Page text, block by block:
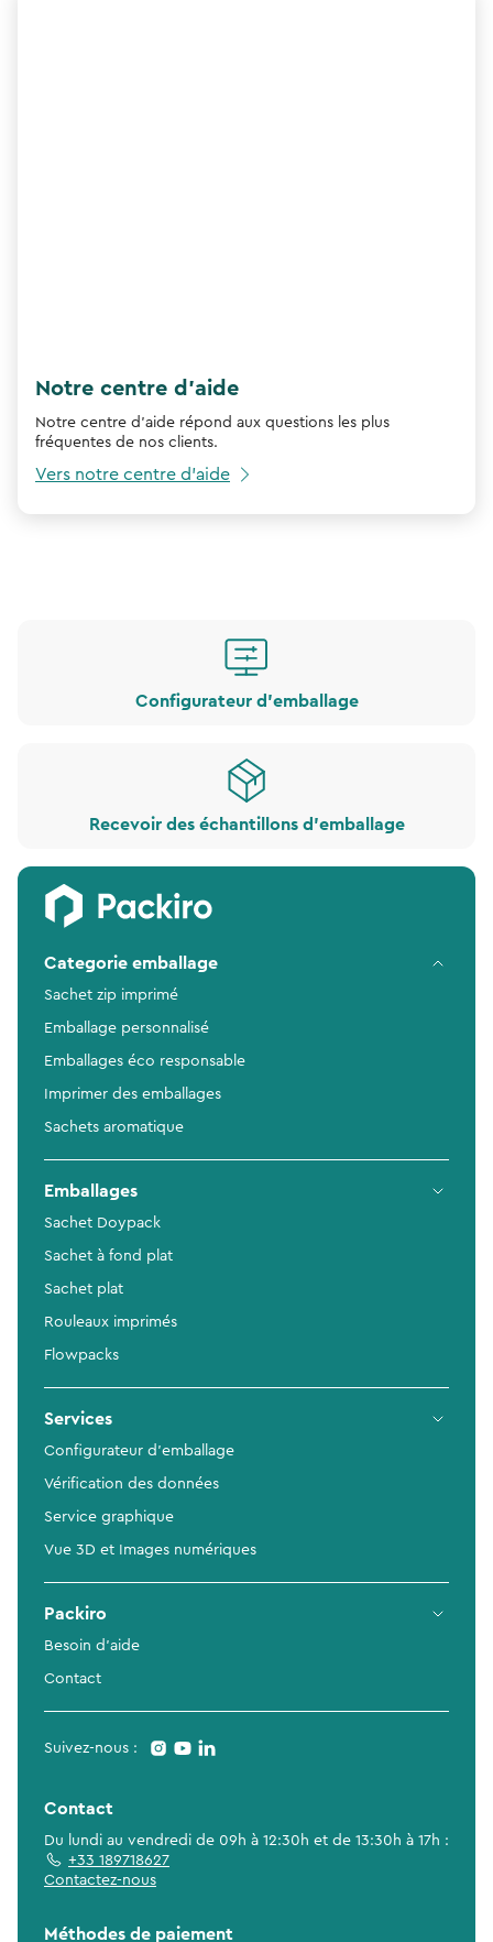
Notre centre d'aide
Notre centre d'aide répond aux questions les plus
fréquentes de nos clients.
Vers notre centre d'aide
Configurateur d'emballage
Recevoir des échantillons d'emballage
Categorie emballage
Sachet zip imprimé
Emballage personnalisé
Emballages éco responsable
Imprimer des emballages
Sachets aromatique
Emballages
Sachet Doypack
Sachet à fond plat
Sachet plat
Rouleaux imprimés
Flowpacks
Services
Configurateur d'emballage
Vérification des données
Service graphique
Vue 3D et Images numériques
Packiro
Besoin d'aide
Contact
Suivez-nous :
Contact
Du lundi au vendredi de 09h à 12:30h et de 13:30h à 17h :
+33 189718627
Contactez-nous
Méthodes de paiement